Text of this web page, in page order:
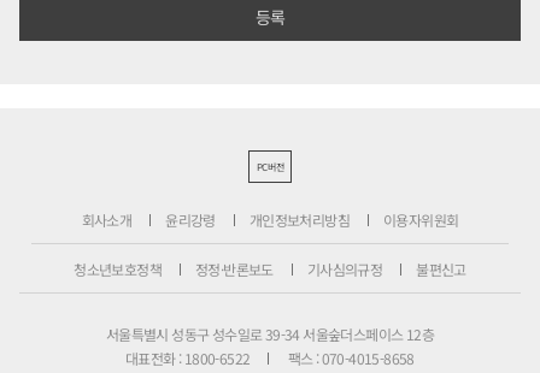
PC버전
회사소개 윤리강령 개인정보처리방침 이용자위원회
청소년보호정책 정정·반론보도 기사심의규정 불편신고
서울특별시 성동구 성수일로 39-34 서울숲더스페이스 12층
대표전화 : 1800-6522
팩스 : 070-4015-8658